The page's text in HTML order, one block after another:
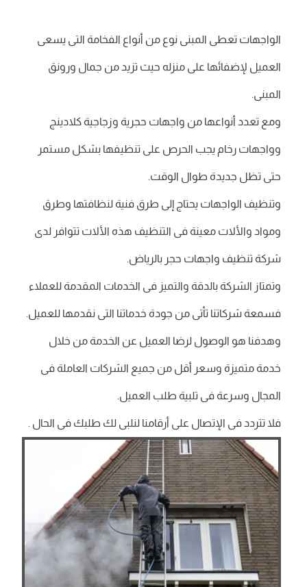
الواجهات تعطى المبنى نوع من أنواع الفخامة التى يسعى
العميل لإضفائها على منزله حيث تزيد من جمال ورونق
المبنى.
ومع تعدد أنواعها من واجهات حجرية وزجاجية كلادينج
وواجهات رخام يجب الحرص على تنظيفها بشكل مستمر
حتى تظل جديدة طوال الوقت.
وتنظيف الواجهات يحتاج إلى طرق فنية لنظافتها وطرق
ومواد والألات معينة فى التنظيف هذه الألات تتوافر لدى
شركة تنظيف واجهات حجر بالرياض.
وتمتاز الشركة بالدقة والتميز فى الخدمات المقدمة للعملاء
فسمعة شركاتنا تأتى من جودة خدماتنا التى نقدمها للعميل.
وهدفنا هو الوصول لرضا العميل عن الخدمة من خلال
خدمة متميزة وسعر أقل من جميع الشركات العاملة فى
المجال وسرعة فى تلبية طلب العميل.
فلا تتردد فى الإتصال على أرقامنا لنلبى لك طلبك فى الحال .